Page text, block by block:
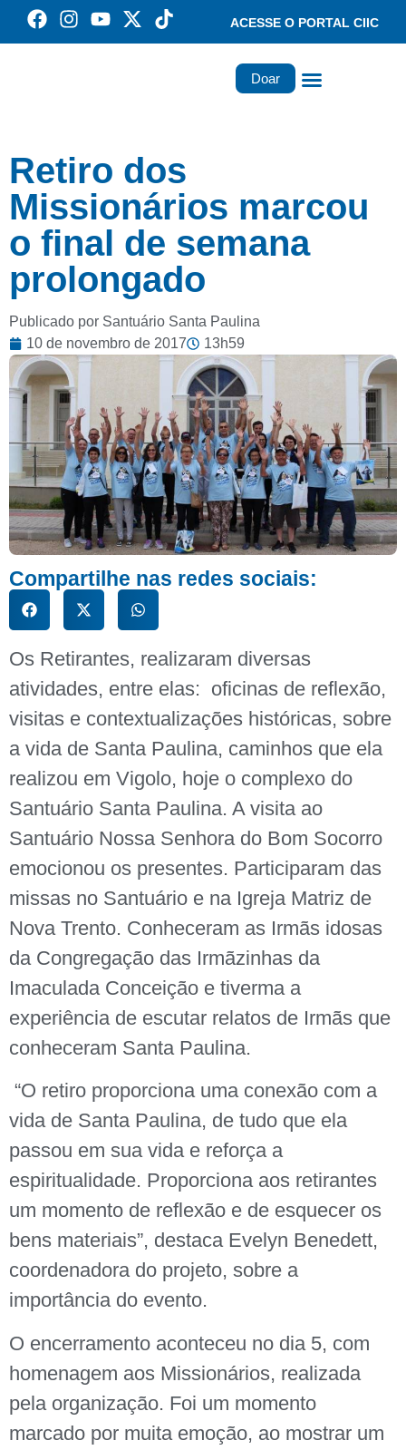
ACESSE O PORTAL CIIC
Doar
Retiro dos
Missionários marcou
o final de semana
prolongado
Publicado por Santuário Santa Paulina
10 de novembro de 2017
13h59
Compartilhe nas redes sociais:
Os Retirantes, realizaram diversas
atividades, entre elas: oficinas de reflexão,
visitas e contextualizações históricas, sobre
a vida de Santa Paulina, caminhos que ela
realizou em Vigolo, hoje o complexo do
Santuário Santa Paulina. A visita ao
Santuário Nossa Senhora do Bom Socorro
emocionou os presentes. Participaram das
missas no Santuário e na Igreja Matriz de
Nova Trento. Conheceram as Irmãs idosas
da Congregação das Irmãzinhas da
Imaculada Conceição e tiverma a
experiência de escutar relatos de Irmãs que
conheceram Santa Paulina.
“O retiro proporciona uma conexão com a
vida de Santa Paulina, de tudo que ela
passou em sua vida e reforça a
espiritualidade. Proporciona aos retirantes
um momento de reflexão e de esquecer os
bens materiais”, destaca Evelyn Benedett,
coordenadora do projeto, sobre a
importância do evento.
O encerramento aconteceu no dia 5, com
homenagem aos Missionários, realizada
pela organização. Foi um momento
marcado por muita emoção, ao mostrar um